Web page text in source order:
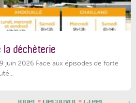
la déchèterie
juin 2026 Face aux épisodes de forte